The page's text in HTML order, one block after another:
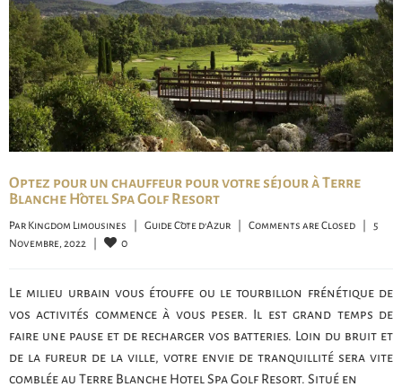
Optez pour un chauffeur pour votre séjour à Terre
Blanche Hôtel Spa Golf Resort
Par Kingdom Limousines Guide Côte d'Azur Comments are Closed
5
Novembre, 2022
0
Le milieu urbain vous étouffe ou le tourbillon frénétique de
vos activités commence à vous peser. Il est grand temps de
faire une pause et de recharger vos batteries. Loin du bruit et
de la fureur de la ville, votre envie de tranquillité sera vite
comblée au Terre Blanche Hotel Spa Golf Resort. Situé en